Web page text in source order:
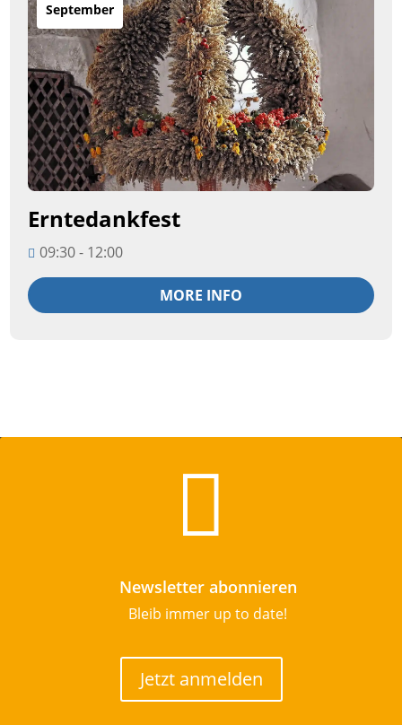
September
Erntedankfest
09:30 - 12:00
MORE INFO

Newsletter abonnieren
Bleib immer up to date!
Jetzt anmelden